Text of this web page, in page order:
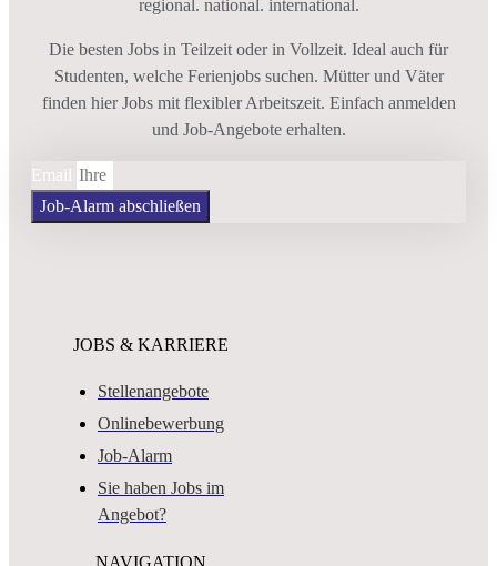
regional. national. international.
Die besten Jobs in Teilzeit oder in Vollzeit. Ideal auch für
Studenten, welche Ferienjobs suchen. Mütter und Väter
finden hier Jobs mit flexibler Arbeitszeit. Einfach anmelden
und Job-Angebote erhalten.
Email
Job-Alarm abschließen
JOBS & KARRIERE
Stellenangebote
Onlinebewerbung
Job-Alarm
Sie haben Jobs im
Angebot?
NAVIGATION